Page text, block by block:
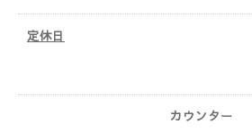
定休日
カウンター